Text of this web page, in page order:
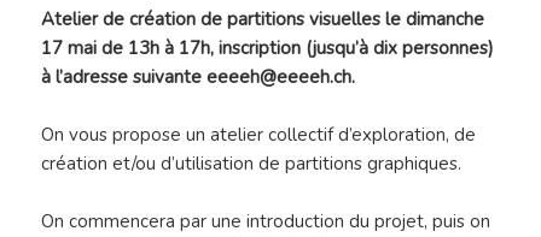
Atelier de création de partitions visuelles le dimanche
17 mai de 13h à 17h, inscription (jusqu’à dix personnes)
à l’adresse suivante eeeeh@eeeeh.ch.
On vous propose un atelier collectif d’exploration, de
création et/ou d’utilisation de partitions graphiques.
On commencera par une introduction du projet, puis on